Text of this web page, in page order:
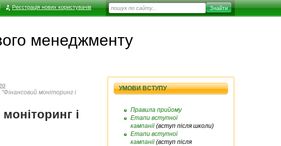
Реєстрація нових користувачів
менеджменту
моніторинг і
і
УМОВИ ВСТУПУ
Правила прийому
Етапи вступної
кампанії(вступ після школи)
Етапи вступної
кампанії(вступ після